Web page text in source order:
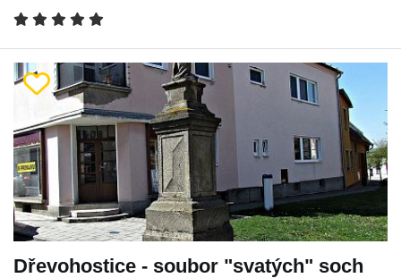
Dřevohostice - soubor "svatých" soch